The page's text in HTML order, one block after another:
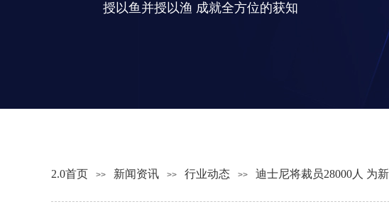
授以鱼并授以渔 成就全方位的获知
2.0首页 >> 新闻资讯 >> 行业动态 >> 迪士尼将裁员28000人 为